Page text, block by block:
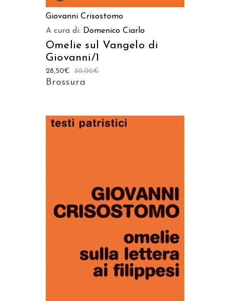
Giovanni Crisostomo
A cura di: Domenico Ciarlo
Omelie sul Vangelo di
Giovanni/1
30,00€
28,50€
Brossura
AGGIUNGI AL CARRELLO